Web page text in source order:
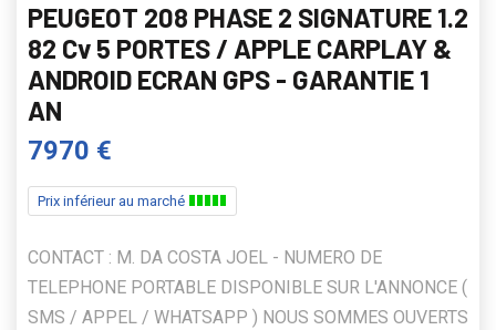
PEUGEOT 208 PHASE 2 SIGNATURE 1.2
82 Cv 5 PORTES / APPLE CARPLAY &
ANDROID ECRAN GPS - GARANTIE 1
AN
7970 €
Prix inférieur au marché
CONTACT : M. DA COSTA JOEL - NUMERO DE
TELEPHONE PORTABLE DISPONIBLE SUR L'ANNONCE (
SMS / APPEL / WHATSAPP ) NOUS SOMMES OUVERTS